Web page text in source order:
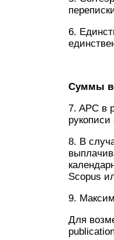
6.
Суммы
7. APC в
8. В
Scopus
9.
Для